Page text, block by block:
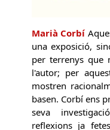
Marià Corbí
una exposició,
per terrenys que
l'autor; per
mostren
basen. Corbí ens
seva
reflexions ja